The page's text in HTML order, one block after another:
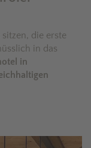
sitzen, die erste
in das
in